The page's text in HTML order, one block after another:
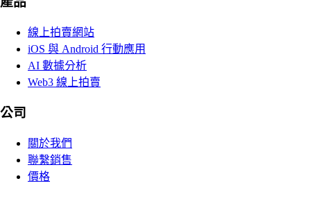
線上拍賣網站
iOS 與 Android 行動應用
AI 數據分析
Web3 線上拍賣
公司
關於我們
聯繫銷售
價格